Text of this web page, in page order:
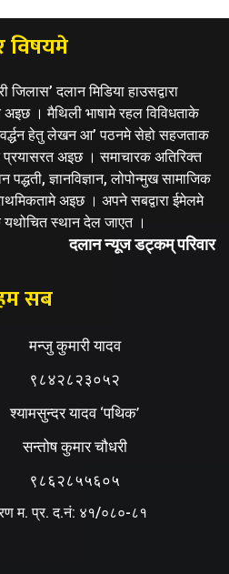
विषयमे
दलान मिडिया हाउसद्वारा
। मैथिली भाषामे रहल विविधताके
हेतु लेखन आ’ पठनमे सेहो सहजताक
अइछ । समाचारक अतिरिक्त
ज्ञानविज्ञान, लोपोन्मुख सामाजिक
अइछ । अपने सबद्वारा ईमेलमे
स्थान देल जाएत ।
दलान न्यूज डट्कम् परिवार
सब
मन्जु कुमारी यादव
९८४२८२३०५२
श्यामसुन्दर यादव ‘पथिक’
सन्तोष कुमार चौधरी
९८६२८५५६०५
म. प्र. द.नं: ४१/०८०-८१